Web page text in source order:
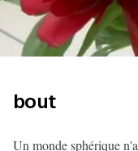
bout
Un monde sphérique